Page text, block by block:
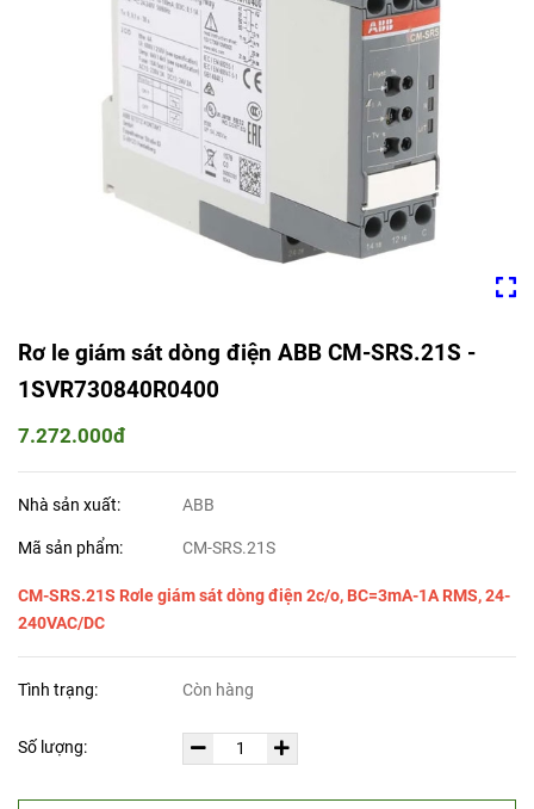
Rơ le giám sát dòng điện ABB CM-SRS.21S -
1SVR730840R0400
7.272.000đ
Nhà sản xuất: ABB
Mã sản phẩm: CM-SRS.21S
CM-SRS.21S Rơle giám sát dòng điện 2c/o, BC=3mA-1A RMS, 24-
240VAC/DC
Tình trạng: Còn hàng
Số lượng: